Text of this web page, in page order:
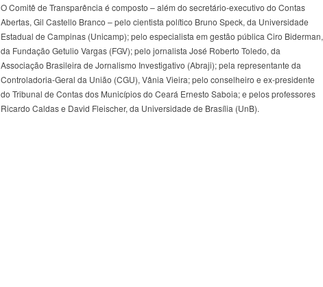
O Comitê de Transparência é composto – além do secretário-executivo do Contas
Abertas, Gil Castello Branco – pelo cientista político Bruno Speck, da Universidade
Estadual de Campinas (Unicamp); pelo especialista em gestão pública Ciro Biderman,
da Fundação Getulio Vargas (FGV); pelo jornalista José Roberto Toledo, da
Associação Brasileira de Jornalismo Investigativo (Abraji); pela representante da
Controladoria-Geral da União (CGU), Vânia Vieira; pelo conselheiro e ex-presidente
do Tribunal de Contas dos Municípios do Ceará Ernesto Saboia; e pelos professores
Ricardo Caldas e David Fleischer, da Universidade de Brasília (UnB).